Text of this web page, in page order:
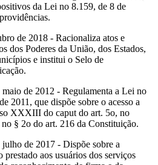
da Lei no 8.159, de 8 de
de 2018 - Racionaliza atos e
dos Poderes da União, dos Estados,
e institui o Selo de
maio de 2012 - Regulamenta a Lei no
2011, que dispõe sobre o acesso a
XXXIII do caput do art. 5o, no
§ 2o do art. 216 da Constituição.
de 2017 - Dispõe sobre a
aos usuários dos serviços